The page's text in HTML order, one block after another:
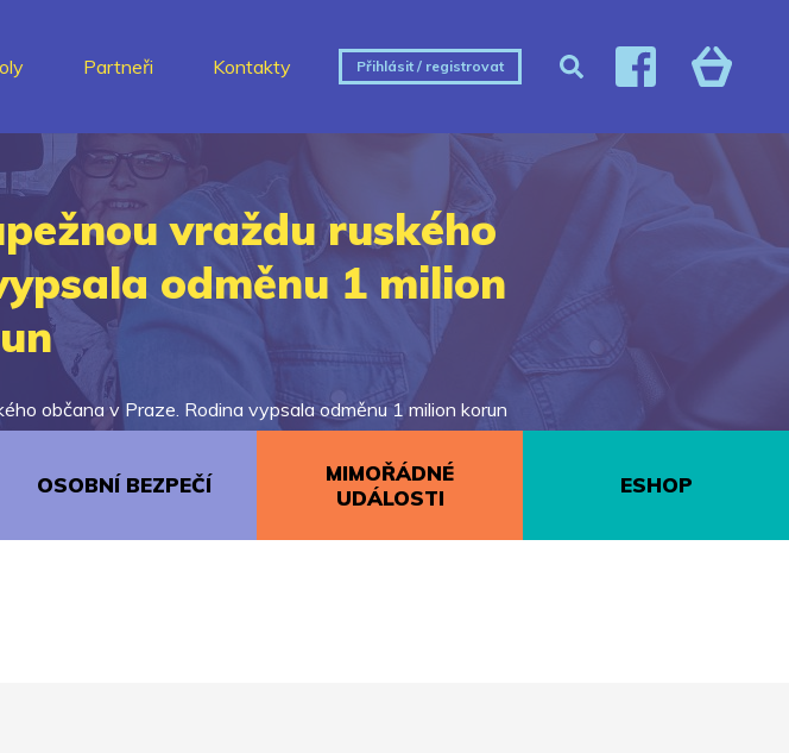
Partneři Kontakty Přihlásit / registrovat
vraždu ruského
odměnu 1 milion
občana v Praze. Rodina vypsala odměnu 1 milion korun
OSOBNÍ BEZPEČÍ
MIMOŘÁDNÉ
UDÁLOSTI
ESHOP